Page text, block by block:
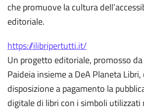
che promuove la cultura
editoriale.
https://ilibripertutti.it/
Un progetto editoriale, promosso
Paideia insieme a DeA Planeta
disposizione a pagamento la
digitale di libri con i simboli utilizzati